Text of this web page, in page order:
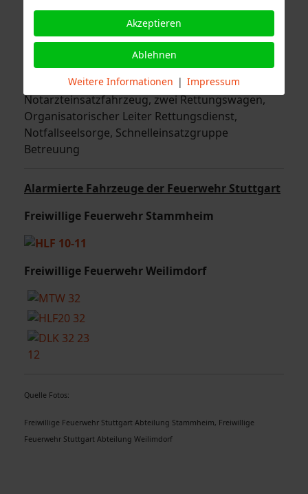
Freiwillige Feuerwehr Stuttgart – Abteilungen
Untertürkheim, Wangen, Münster, Weilimdorf,
Rettungsdienst
Notarzteinsatzfahrzeug, zwei Rettungswagen,
Organisatorischer Leiter Rettungsdienst,
Notfallseelsorge, Schnelleinsatzgruppe
Betreuung
Alarmierte Fahrzeuge der Feuerwehr Stuttgart
Freiwillige Feuerwehr Stammheim
Freiwillige Feuerwehr Weilimdorf
Quelle Fotos:
Freiwillige Feuerwehr Stuttgart Abteilung Stammheim, Freiwillige
Feuerwehr Stuttgart Abteilung Weilimdorf
Akzeptieren
Ablehnen
Weitere Informationen | Impressum